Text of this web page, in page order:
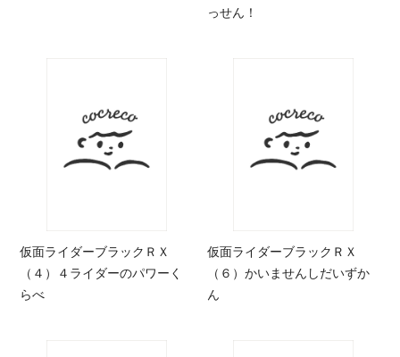
っせん！
仮面ライダーブラックＲＸ
（４）４ライダーのパワーく
らべ
仮面ライダーブラックＲＸ
（６）かいませんしだいずか
ん